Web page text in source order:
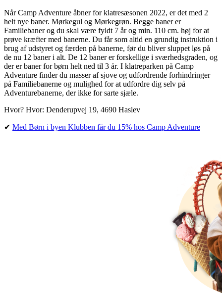
Når Camp Adventure åbner for klatresæsonen 2022, er det med 2
helt nye baner. Mørkegul og Mørkegrøn. Begge baner er
Familiebaner og du skal være fyldt 7 år og min. 110 cm. høj for at
prøve kræfter med banerne. Du får som altid en grundig instruktion i
brug af udstyret og færden på banerne, før du bliver sluppet løs på
de nu 12 baner i alt. De 12 baner er forskellige i sværhedsgraden, og
der er baner for børn helt ned til 3 år. I klatreparken på Camp
Adventure finder du masser af sjove og udfordrende forhindringer
på Familiebanerne og mulighed for at udfordre dig selv på
Adventurebanerne, der ikke for sarte sjæle.
Hvor? Hvor: Denderupvej 19, 4690 Haslev
✔︎ Med Børn i byen Klubben får du 15% hos Camp Adventure